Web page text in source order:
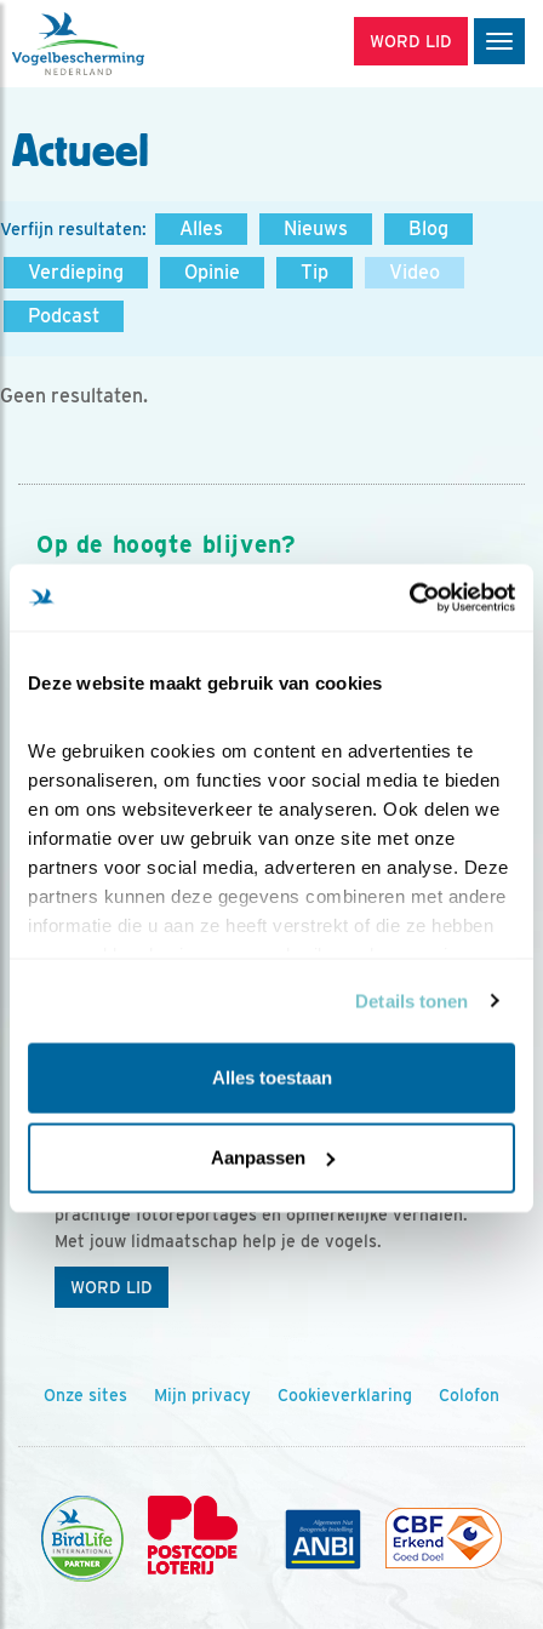
Deze website maakt gebruik van cookies
We gebruiken cookies om content en advertenties te
personaliseren, om functies voor social media te bieden
en om ons websiteverkeer te analyseren. Ook delen we
informatie over uw gebruik van onze site met onze
partners voor social media, adverteren en analyse. Deze
partners kunnen deze gegevens combineren met andere
informatie die u aan ze heeft verstrekt of die ze hebben
Details tonen
Alles toestaan
Aanpassen
WORD LID
Actueel
Verfijn resultaten: Alles Nieuws
Blog
Verdieping
Opinie Tip
Video
Podcast
Geen resultaten.
Op de hoogte blijven?
Meld je aan en ontvang nieuws, inspiratie, acties en tips
over vogels en activiteiten van Vogelbescherming.
Ontvang 5 x Vogels voor € 36,00 per jaar
Vogels is het tijdschrift voor onze leden, met
prachtige fotoreportages en opmerkelijke verhalen.
Met jouw lidmaatschap help je de vogels.
WORD LID
Onze sites Mijn privacy Cookieverklaring Colofon